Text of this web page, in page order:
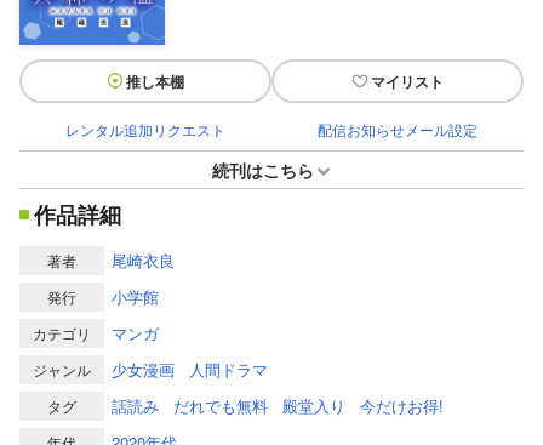
推し本棚 マイリスト
レンタル追加リクエスト 配信お知らせメール設定
続刊はこちら
作品詳細
著者 尾崎衣良
発行 小学館
カテゴリ マンガ
ジャンル 少女漫画 人間ドラマ
タグ 話読み だれでも無料 殿堂入り 今だけお得!